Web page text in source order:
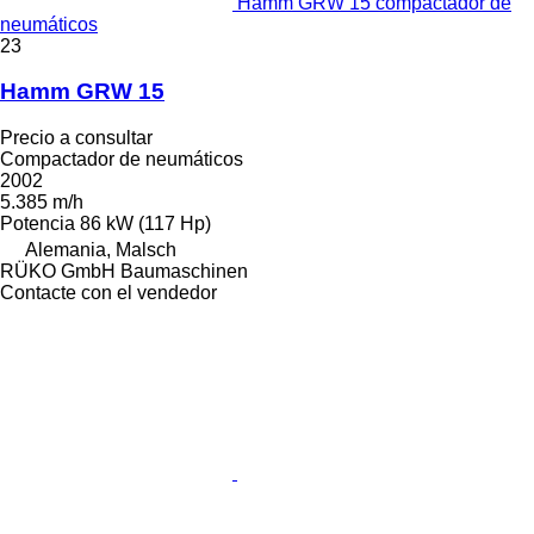
neumáticos
23
Hamm GRW 15
Precio a consultar
Compactador de neumáticos
2002
5.385 m/h
Potencia 86 kW (117 Hp)
Alemania, Malsch
RÜKO GmbH Baumaschinen
Contacte con el vendedor